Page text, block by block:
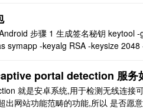
..
步骤 1 生成签名秘钥 keytool
symapp -keyalg RSA -keysize
portal detection 服务
就是安卓系统,用于检测无线连接
出网站功能范畴的功能,所以 是否愿